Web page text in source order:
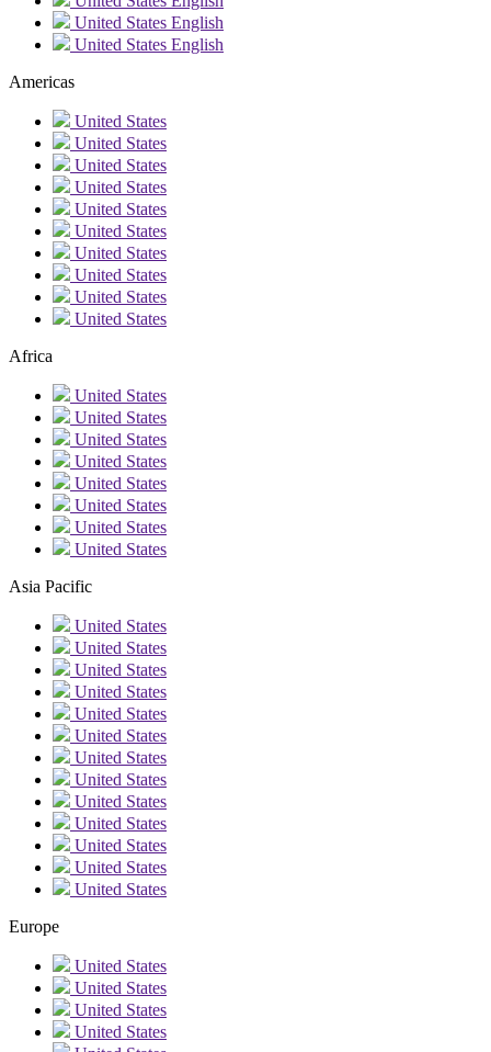
United States English
United States English
Americas
United States
United States
United States
United States
United States
United States
United States
United States
United States
United States
Africa
United States
United States
United States
United States
United States
United States
United States
United States
Asia Pacific
United States
United States
United States
United States
United States
United States
United States
United States
United States
United States
United States
United States
United States
Europe
United States
United States
United States
United States